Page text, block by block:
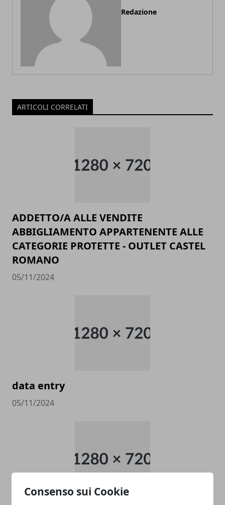
Consenso sui Cookie
Redazione
ARTICOLI CORRELATI
ADDETTO/A ALLE VENDITE
ABBIGLIAMENTO APPARTENENTE ALLE
CATEGORIE PROTETTE - OUTLET CASTEL
ROMANO
05/11/2024
data entry
05/11/2024